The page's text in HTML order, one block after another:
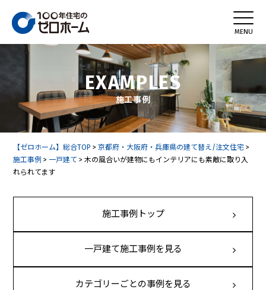
EXAMPLES
施工事例
【ゼロホーム】総合TOP >京都府・大阪府・兵庫県の建て替え/注文住宅 >
施工事例 > 一戸建て >木の風合いが建物にもインテリアにも素敵に取り入
れられてます
施工事例トップ
一戸建て施工事例を見る
カテゴリーごとの事例を見る